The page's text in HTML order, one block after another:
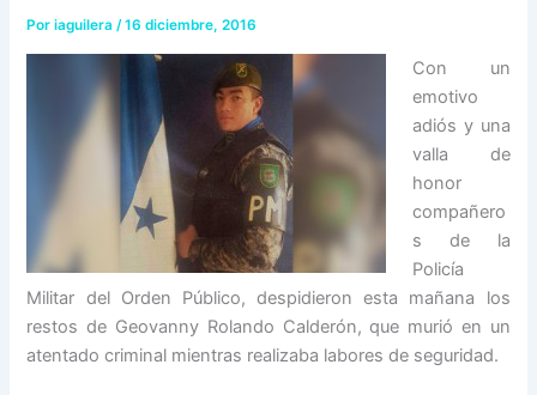
Poriaguilera/16 diciembre, 2016
Con un
emotivo
adiós y una
valla de
honor
compañero
s de la
Policía
Militar del Orden Público, despidieron esta mañana los
restos de Geovanny Rolando Calderón, que murió en un
atentado criminal mientras realizaba labores de seguridad.